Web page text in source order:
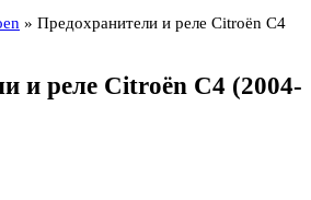
» Предохранители и реле Citroën C4
и реле Citroën C4 (2004-